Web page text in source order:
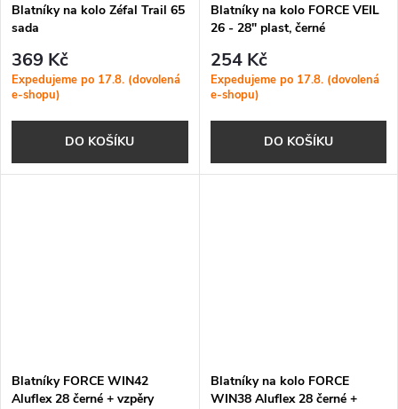
Blatníky na kolo Zéfal Trail 65
sada
369 Kč
Expedujeme po 17.8. (dovolená
e-shopu)
DO KOŠÍKU
Blatníky na kolo FORCE VEIL
26 - 28" plast, černé
254 Kč
Expedujeme po 17.8. (dovolená
e-shopu)
DO KOŠÍKU
Blatníky FORCE WIN42
Aluflex 28 černé + vzpěry
Blatníky na kolo FORCE
WIN38 Aluflex 28 černé +